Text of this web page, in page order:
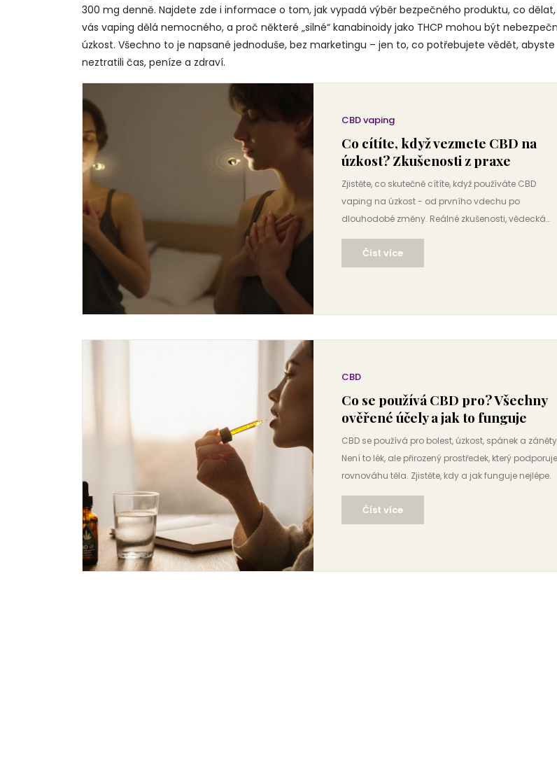
300 mg denně. Najdete zde i informace o tom, jak vypadá výběr bezpečného produktu, co dělat,
vás vaping dělá nemocného, a proč některé „silné“ kanabinoidy jako THCP mohou být
úzkost. Všechno to je napsané jednoduše, bez marketingu – jen to, co potřebujete vědět, abyste
neztratili čas, peníze a zdraví.
CBD vaping
Co cítíte, když vezmete CBD na
úzkost? Zkušenosti z praxe
Zjistěte, co skutečně cítíte, když používáte CBD
vaping na úzkost - od prvního vdechu po
dlouhodobé změny. Reálné zkušenosti, vědecká
data a praktické rady pro začátečníky.
Číst více
CBD
Co se používá CBD pro? Všechny
ověřené účely a jak to funguje
CBD se používá pro bolest, úzkost, spánek a
Není to lék, ale přirozený prostředek, který podporuje
rovnováhu těla. Zjistěte, kdy a jak funguje nejlépe.
Číst více